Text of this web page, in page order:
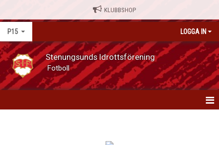
KLUBBSHOP
P15 LOGGA IN
Stenungsunds Idrottsförening
Fotboll